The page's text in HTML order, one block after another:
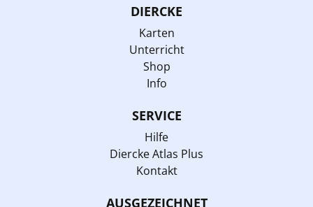
DIERCKE
Karten
Unterricht
Shop
Info
SERVICE
Hilfe
Diercke Atlas Plus
Kontakt
AUSGEZEICHNET